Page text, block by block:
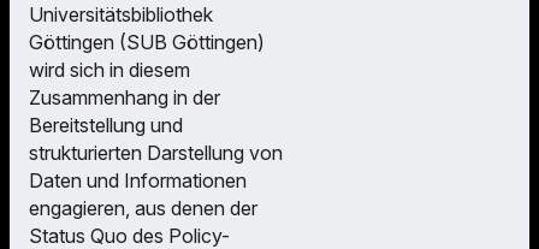
Universitätsbibliothek
Göttingen (SUB Göttingen)
wird sich in diesem
Zusammenhang in der
Bereitstellung und
strukturierten Darstellung von
Daten und Informationen
engagieren, aus denen der
Status Quo des Policy-